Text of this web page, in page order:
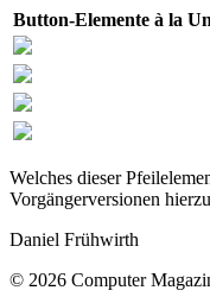
Button-Elemente à la
Welches dieser
Vorgängerversionen
Daniel Frühwirth
© 2026 Computer